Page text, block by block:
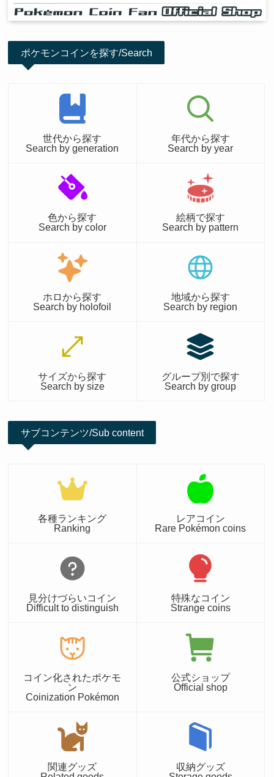
ポケモンコインを探す/Search
世代から探す
Search by generation
年代から探す
Search by year
色から探す
Search by color
絵柄で探す
Search by pattern
ホロから探す
Search by holofoil
地域から探す
Search by region
サイズから探す
Search by size
グループ別で探す
Search by group
サブコンテンツ/Sub content
各種ランキング
Ranking
レアコイン
Rare Pokémon coins
見分けづらいコイン
Difficult to distinguish
特殊なコイン
Strange coins
コイン化されたポケモ
ン
Coinization Pokémon
公式ショップ
Official shop
関連グッズ
収納グッズ